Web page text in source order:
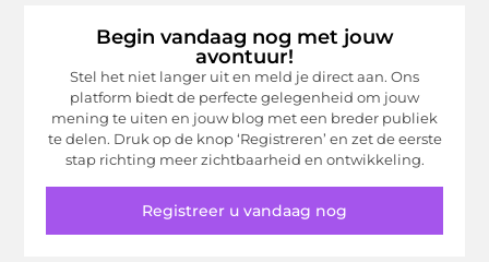
Begin vandaag nog met jouw
avontuur!
Stel het niet langer uit en meld je direct aan. Ons
platform biedt de perfecte gelegenheid om jouw
mening te uiten en jouw blog met een breder publiek
te delen. Druk op de knop ‘Registreren’ en zet de eerste
stap richting meer zichtbaarheid en ontwikkeling.
Registreer u vandaag nog